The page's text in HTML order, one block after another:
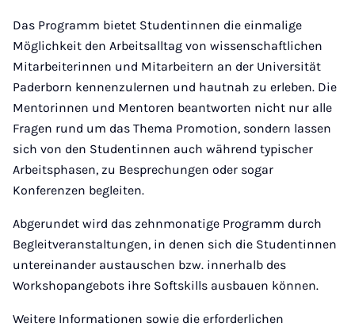
Das Programm bietet Studentinnen die einmalige
Möglichkeit den Arbeitsalltag von wissenschaftlichen
Mitarbeiterinnen und Mitarbeitern an der Universität
Paderborn kennenzulernen und hautnah zu erleben. Die
Mentorinnen und Mentoren beantworten nicht nur alle
Fragen rund um das Thema Promotion, sondern lassen
sich von den Studentinnen auch während typischer
Arbeitsphasen, zu Besprechungen oder sogar
Konferenzen begleiten.
Abgerundet wird das zehnmonatige Programm durch
Begleitveranstaltungen, in denen sich die Studentinnen
untereinander austauschen bzw. innerhalb des
Workshopangebots ihre Softskills ausbauen können.
Weitere Informationen sowie die erforderlichen